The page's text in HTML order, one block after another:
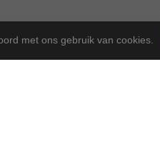
met ons gebruik van cookies.